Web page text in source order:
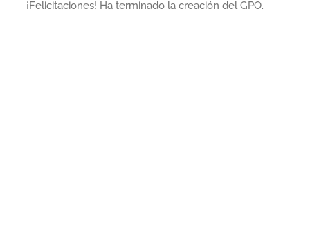
¡Felicitaciones! Ha terminado la creación del GPO.